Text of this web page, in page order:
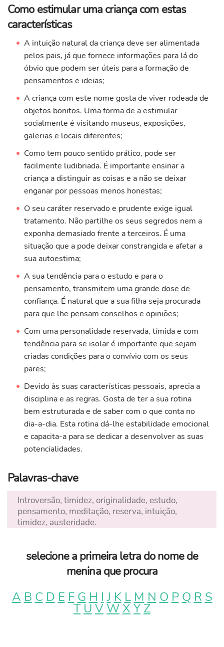
Como estimular uma criança com estas
características
A intuição natural da criança deve ser alimentada
pelos pais, já que fornece informações para lá do
óbvio que podem ser úteis para a formação de
pensamentos e ideias;
A criança com este nome gosta de viver rodeada de
objetos bonitos. Uma forma de a estimular
socialmente é visitando museus, exposições,
galerias e locais diferentes;
Como tem pouco sentido prático, pode ser
facilmente ludibriada. É importante ensinar a
criança a distinguir as coisas e a não se deixar
enganar por pessoas menos honestas;
O seu caráter reservado e prudente exige igual
tratamento. Não partilhe os seus segredos nem a
exponha demasiado frente a terceiros. É uma
situação que a pode deixar constrangida e afetar a
sua autoestima;
A sua tendência para o estudo e para o
pensamento, transmitem uma grande dose de
confiança. É natural que a sua filha seja procurada
para que lhe pensam conselhos e opiniões;
Com uma personalidade reservada, tímida e com
tendência para se isolar é importante que sejam
criadas condições para o convívio com os seus
pares;
Devido às suas características pessoais, aprecia a
disciplina e as regras. Gosta de ter a sua rotina
bem estruturada e de saber com o que conta no
dia-a-dia. Esta rotina dá-lhe estabilidade emocional
e capacita-a para se dedicar a desenvolver as suas
potencialidades.
Palavras-chave
Introversão, timidez, originalidade, estudo,
pensamento, meditação, reserva, intuição,
timidez, austeridade.
selecione a primeira letra do nome de
menina que procura
A B C D E F G H I J K L M N O P Q R S
TUVW XYZ